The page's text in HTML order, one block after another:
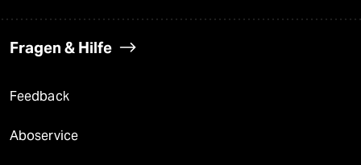
Fragen & Hilfe
Feedback
Aboservice